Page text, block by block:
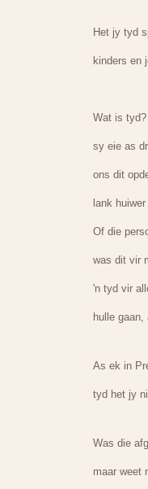
Het jy tyd
kinders en
Wat is
sy eie as
ons dit
lank
Of die
was dit vir
'n tyd vir
hulle
As ek in
tyd het jy
Was die
maar weet